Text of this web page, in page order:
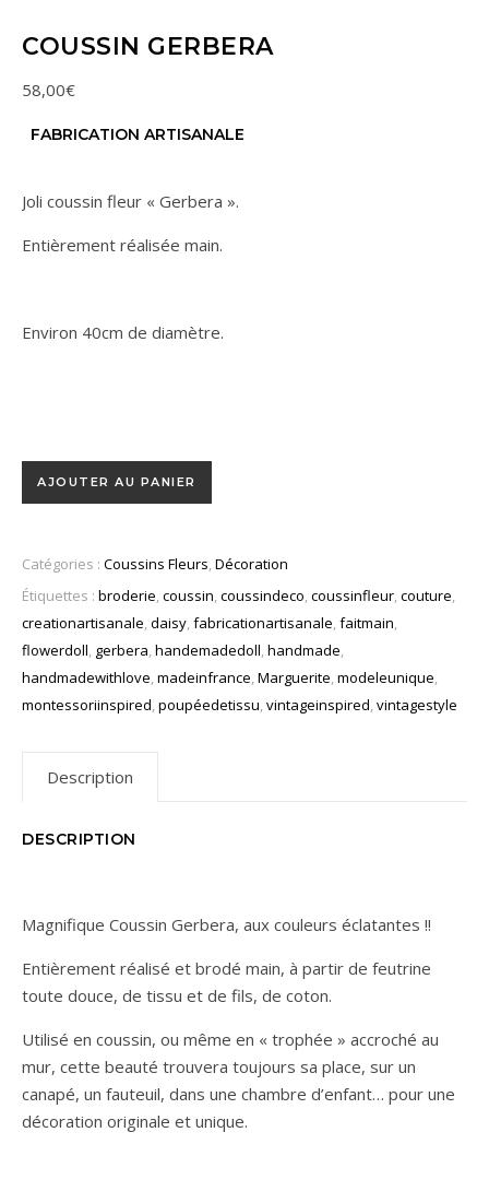
COUSSIN GERBERA
58,00€
FABRICATION ARTISANALE
Joli coussin fleur « Gerbera ».
Entièrement réalisée main.
Environ 40cm de diamètre.
AJOUTER AU PANIER
Catégories : Coussins Fleurs,Décoration
Étiquettes : broderie,coussin,coussindeco,coussinfleur,couture,
creationartisanale,daisy,fabricationartisanale,faitmain,
flowerdoll, gerbera,handemadedoll,handmade,
handmadewithlove,madeinfrance,Marguerite,modeleunique,
montessoriinspired,poupéedetissu,vintageinspired,vintagestyle
Description
DESCRIPTION
Magnifique Coussin Gerbera, aux couleurs éclatantes !!
Entièrement réalisé et brodé main, à partir de feutrine
toute douce, de tissu et de fils, de coton.
Utilisé en coussin, ou même en « trophée » accroché au
mur, cette beauté trouvera toujours sa place, sur un
canapé, un fauteuil, dans une chambre d’enfant… pour une
décoration originale et unique.